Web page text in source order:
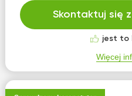
Skontaktuj się
jest to
Więcej